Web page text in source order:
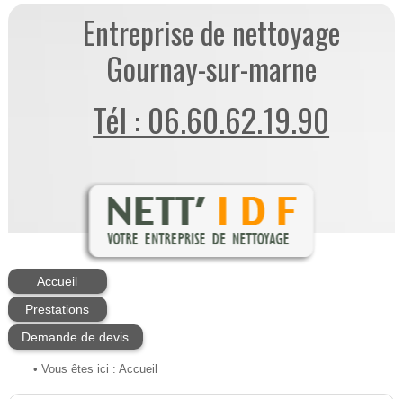
Entreprise de nettoyage
Gournay-sur-marne
Tél : 06.60.62.19.90
Accueil
Prestations
Demande de devis
• Vous êtes ici : Accueil